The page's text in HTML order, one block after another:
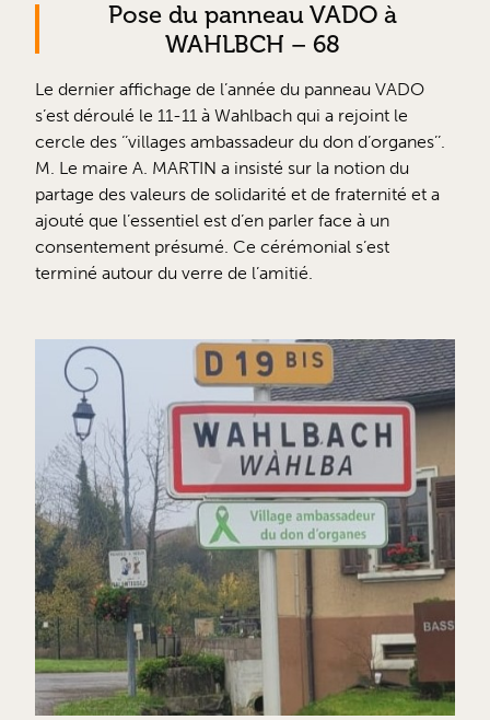
Pose du panneau VADO à
WAHLBCH – 68
Le dernier affichage de l’année du panneau VADO
s’est déroulé le 11-11 à Wahlbach qui a rejoint le
cercle des ‘’villages ambassadeur du don d’organes’’.
M. Le maire A. MARTIN a insisté sur la notion du
partage des valeurs de solidarité et de fraternité et a
ajouté que l’essentiel est d’en parler face à un
consentement présumé. Ce cérémonial s’est
terminé autour du verre de l’amitié.